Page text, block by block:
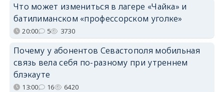
Что может измениться в лагере «Чайка» и
батилиманском «профессорском уголке»
20:00 5 3730
Почему у абонентов Севастополя мобильная
связь вела себя по-разному при утреннем
блэкауте
13:00 16 6420